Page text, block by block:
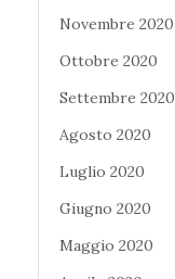
Novembre 2020
Ottobre 2020
Settembre 2020
Agosto 2020
Luglio 2020
Giugno 2020
Maggio 2020